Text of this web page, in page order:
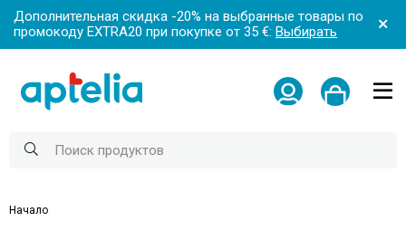
Дополнительная скидка -20% на выбранные товары по
промокоду EXTRA20 при покупке от 35 €: Выбирать
Начало